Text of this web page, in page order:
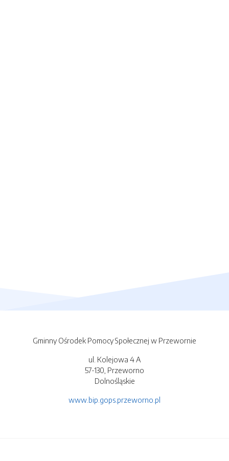
Gminny Ośrodek Pomocy Społecznej w Przewornie
ul. Kolejowa 4 A
57-130, Przeworno
Dolnośląskie
www.bip.gops.przeworno.pl